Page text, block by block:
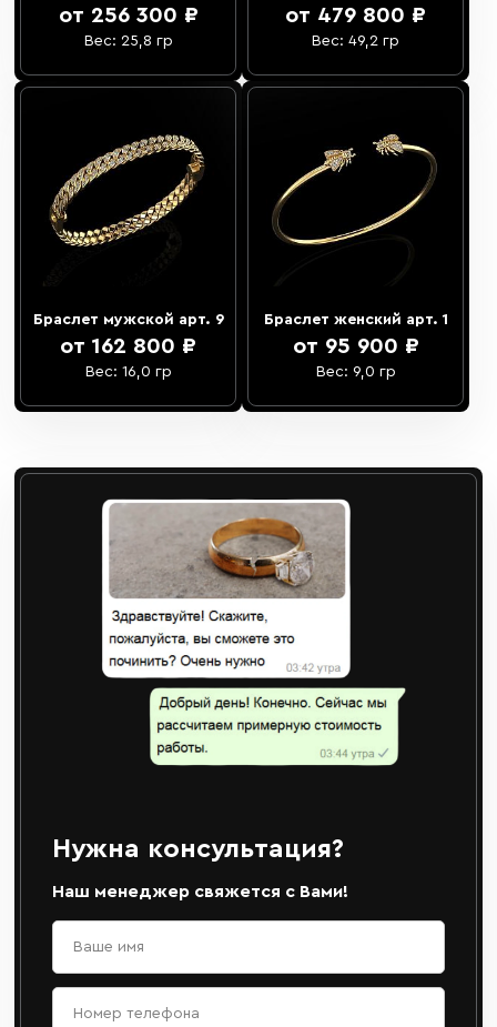
от 256 300 ₽
Вес: 25,8 гр
от 479 800 ₽
Вес: 49,2 гр
Браслет мужской арт. 9
от 162 800 ₽
Вес: 16,0 гр
Браслет женский арт. 1
от 95 900 ₽
Вес: 9,0 гр
Нужна консультация?
Наш менеджер свяжется с Вами!